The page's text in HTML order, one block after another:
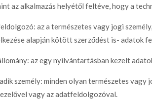
az alkalmazás helyétől feltéve, hogy a
az a természetes vagy jogi
alapján kötött szerződést is- adatok
az egy nyilvántartásban kezelt
személy: minden olyan természetes
vagy az adatfeldolgozóval.